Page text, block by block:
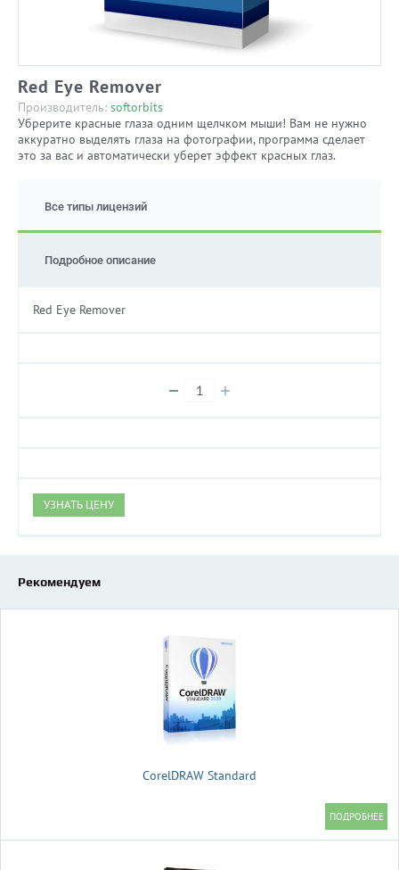
Red Eye Remover
Производитель: softorbits
Убрерите красные глаза одним щелчком мыши! Вам не нужно
аккуратно выделять глаза на фотографии, программа сделает
это за вас и автоматически уберет эффект красных глаз.
Все типы лицензий
Подробное описание
Red Eye Remover
УЗНАТЬ ЦЕНУ
Рекомендуем
CorelDRAW Standard